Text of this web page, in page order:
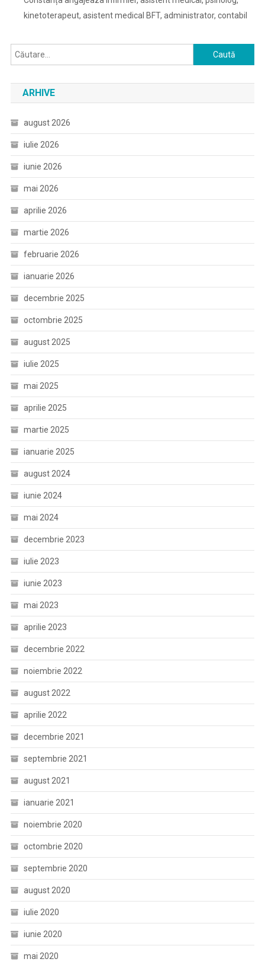
kinetoterapeut, asistent medical BFT, administrator, contabil
Caută
după:
ARHIVE
august 2026
iulie 2026
iunie 2026
mai 2026
aprilie 2026
martie 2026
februarie 2026
ianuarie 2026
decembrie 2025
octombrie 2025
august 2025
iulie 2025
mai 2025
aprilie 2025
martie 2025
ianuarie 2025
august 2024
iunie 2024
mai 2024
decembrie 2023
iulie 2023
iunie 2023
mai 2023
aprilie 2023
decembrie 2022
noiembrie 2022
august 2022
aprilie 2022
decembrie 2021
septembrie 2021
august 2021
ianuarie 2021
noiembrie 2020
octombrie 2020
septembrie 2020
august 2020
iulie 2020
iunie 2020
mai 2020